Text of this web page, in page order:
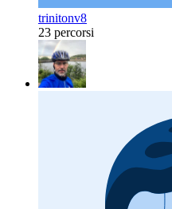
trinitonv8
23 percorsi